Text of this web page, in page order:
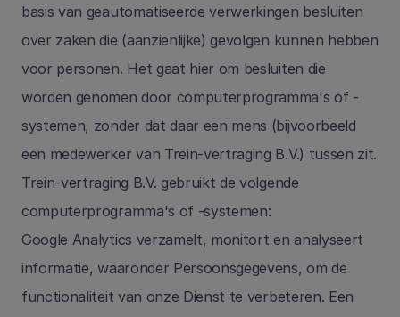
basis van geautomatiseerde verwerkingen besluiten
over zaken die (aanzienlijke) gevolgen kunnen hebben
voor personen. Het gaat hier om besluiten die
worden genomen door computerprogramma's of -
systemen, zonder dat daar een mens (bijvoorbeeld
een medewerker van Trein-vertraging B.V.) tussen zit.
Trein-vertraging B.V. gebruikt de volgende
computerprogramma's of -systemen:
Google Analytics verzamelt, monitort en analyseert
informatie, waaronder Persoonsgegevens, om de
functionaliteit van onze Dienst te verbeteren. Een